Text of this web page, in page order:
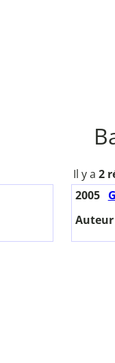
Il y a 2
2005
Auteur